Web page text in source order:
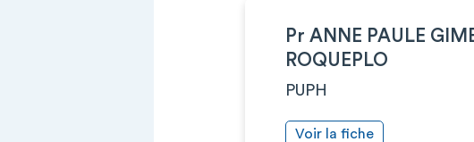
Pr ANNE PAULE
ROQUEPLO
PUPH
Voir la fiche